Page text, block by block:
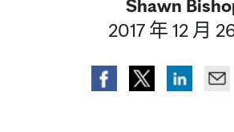
Shawn
2017 年 12 月